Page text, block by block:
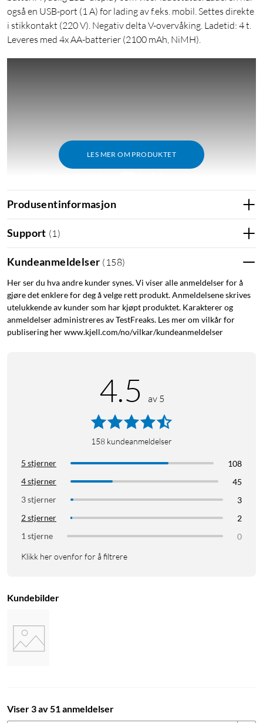
også en USB-port (1 A) for lading av f.eks. mobil. Settes direkte
i stikkontakt (220 V). Negativ delta V-overvåking. Ladetid: 4 t.
Leveres med 4x AA-batterier (2100 mAh, NiMH).
LES MER OM PRODUKTET
Lader for AA Lader for AAA Lader for 9 V
Produsentinformasjon
Support (1)
Kundeanmeldelser ( 158)
Her ser du hva andre kunder synes. Vi viser alle anmeldelser for å
gjøre det enklere for deg å velge rett produkt. Anmeldelsene skrives
utelukkende av kunder som har kjøpt produktet. Karakterer og
anmeldelser administreres av TestFreaks. Les mer om vilkår for
publisering her www.kjell.com/no/vilkar/kundeanmeldelser
4.5 av 5
158 kundeanmeldelser
5 stjerner
108
4 stjerner
45
3 stjerner
3
2 stjerner
2
1 stjerne
0
Klikk her ovenfor for å filtrere
Kundebilder
Viser 3 av 51 anmeldelser